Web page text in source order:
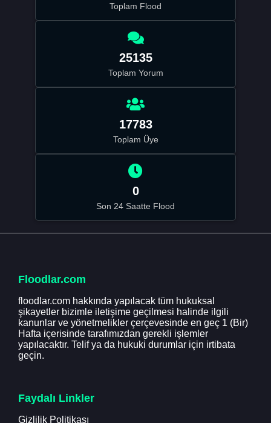
Toplam Flood
25135
Toplam Yorum
17783
Toplam Üye
0
Son 24 Saatte Flood
Floodlar.com
floodlar.com hakkında yapılacak tüm hukuksal
şikayetler bizimle iletişime geçilmesi halinde ilgili
kanunlar ve yönetmelikler çerçevesinde en geç 1 (Bir)
Hafta içerisinde tarafımızdan gerekli işlemler
yapılacaktır. Telif ya da hukuki durumlar için irtibata
geçin.
Faydalı Linkler
Gizlilik Politikası